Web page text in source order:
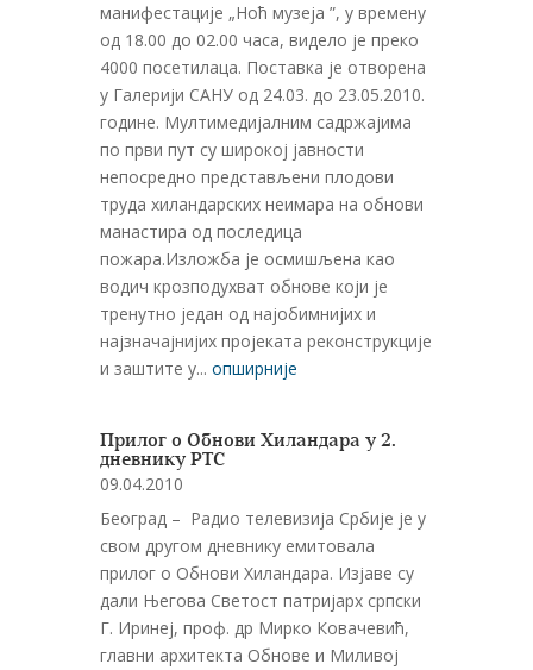
манифестације „Ноћ музеја ”, у времену
од 18.00 до 02.00 часа, видело је преко
4000 посетилаца. Поставка је отворена
у Галерији САНУ од 24.03. до 23.05.2010.
године. Мултимедијалним садржајима
по први пут су широкој јавности
непосредно представљени плодови
труда хиландарских неимара на обнови
манастира од последица
пожара.Изложба је осмишљена као
водич крозподухват обнове који је
тренутно један од најобимнијих и
најзначајнијих пројеката реконструкције
и заштите у... опширније
Прилог о Обнови Хиландара у 2.
дневнику РТС
09.04.2010
Београд – Радио телевизија Србије је у
свом другом дневнику емитовала
прилог о Обнови Хиландара. Изјаве су
дали Његова Светост патријарх српски
Г. Иринеј, проф. др Мирко Ковачевић,
главни архитекта Обнове и Миливој